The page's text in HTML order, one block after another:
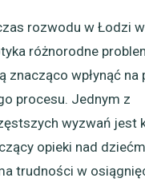
rozwodu w Łodzi
różnorodne
znacząco wpłynąć na
procesu. Jednym z
wyzwań jest
opieki nad
trudności w